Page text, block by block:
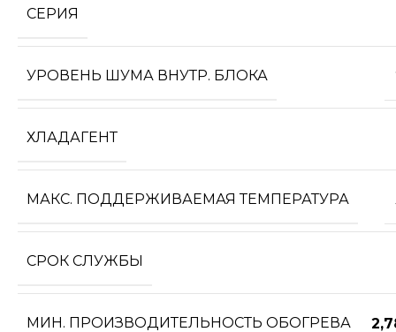
СЕРИЯ
УРОВЕНЬ ШУМА ВНУТР. БЛОКА
ХЛАДАГЕНТ
МАКС. ПОДДЕРЖИВАЕМАЯ ТЕМПЕРАТУРА
СРОК СЛУЖБЫ
МИН. ПРОИЗВОДИТЕЛЬНОСТЬ ОБОГРЕВА